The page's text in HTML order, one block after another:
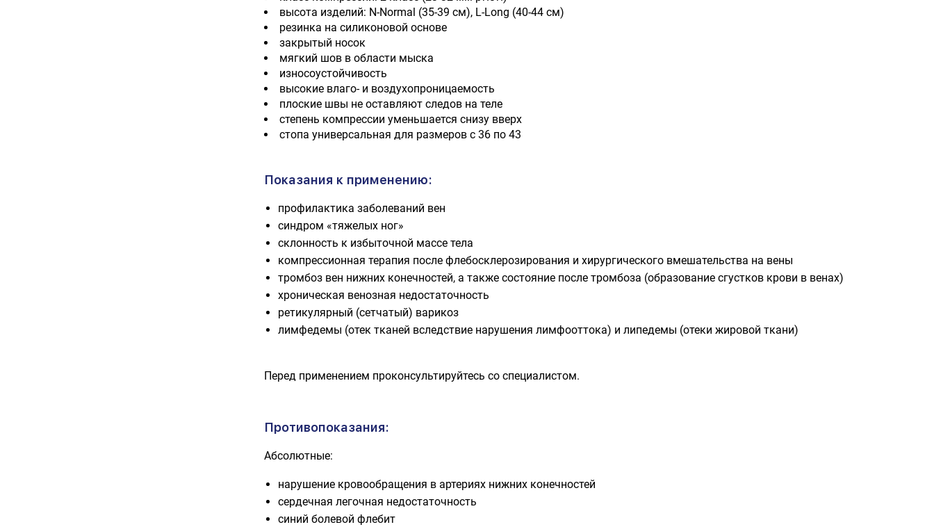
высота изделий: N-Normal (35-39 cм), L-Long (40-44 см)
резинка на силиконовой основе
закрытый носок
мягкий шов в области мыска
износоустойчивость
высокие влаго- и воздухопроницаемость
плоские швы не оставляют следов на теле
степень компрессии уменьшается снизу вверх
стопа универсальная для размеров с 36 по 43
Показания к применению:
профилактика заболеваний вен
синдром «тяжелых ног»
склонность к избыточной массе тела
компрессионная терапия после флебосклерозирования и хирургического вмешательства на вены
тромбоз вен нижних конечностей, а также состояние после тромбоза (образование сгустков крови в венах)
хроническая венозная недостаточность
ретикулярный (сетчатый) варикоз
лимфедемы (отек тканей вследствие нарушения лимфооттока) и липедемы (отеки жировой ткани)
Перед применением проконсультируйтесь со специалистом.
Противопоказания:
Абсолютные:
нарушение кровообращения в артериях нижних конечностей
сердечная легочная недостаточность
синий болевой флебит